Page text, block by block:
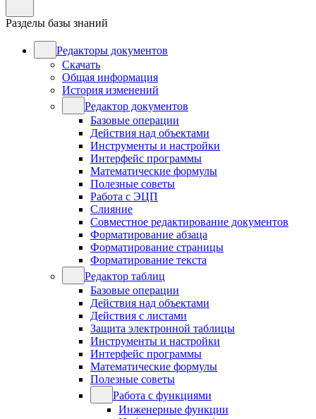
Разделы базы знаний
Редакторы документов
Скачать
Общая информация
История изменений
Редактор документов
Базовые операции
Действия над объектами
Инструменты и настройки
Интерфейс программы
Математические формулы
Полезные советы
Работа с ЭЦП
Слияние
Совместное редактирование документов
Форматирование абзаца
Форматирование страницы
Форматирование текста
Редактор таблиц
Базовые операции
Действия над объектами
Действия с листами
Защита электронной таблицы
Инструменты и настройки
Интерфейс программы
Математические формулы
Полезные советы
Работа с функциями
Инженерные функции